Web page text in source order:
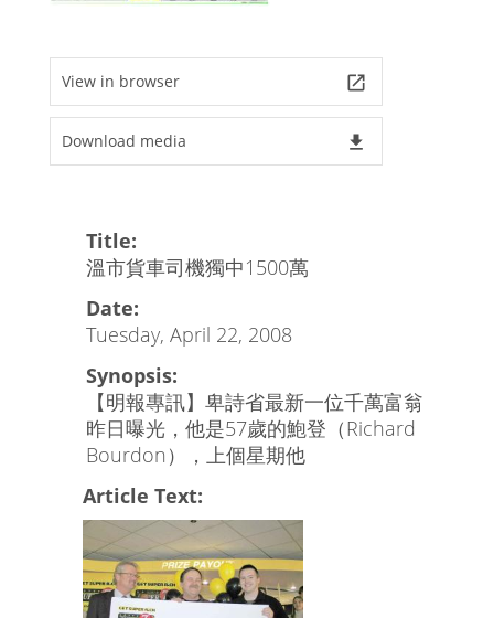
View in browser launch
Download media file_download
Title:
溫市貨車司機獨中1500萬
Date:
Tuesday, April 22, 2008
Synopsis:
【明報專訊】卑詩省最新一位千萬富翁
昨日曝光，他是57歲的鮑登（Richard
Bourdon），上個星期他
Article Text: